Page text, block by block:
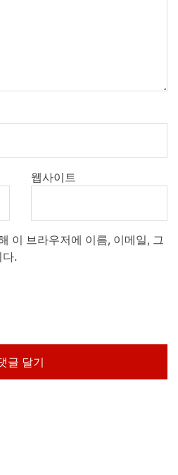
웹사이트
이 브라우저에 이름, 이메일, 그
다.